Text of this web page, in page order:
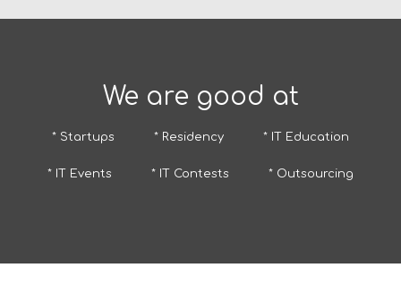
We are good at
* Startups * Residency * IT Education
* IT Events * IT Contests * Outsourcing